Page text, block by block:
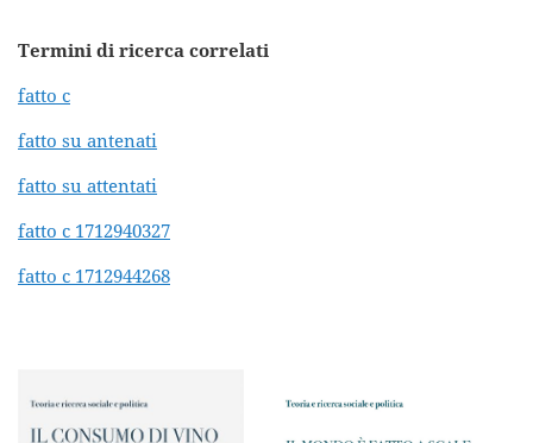
Termini di ricerca correlati
fatto c
fatto su antenati
fatto su attentati
fatto c 1712940327
fatto c 1712944268